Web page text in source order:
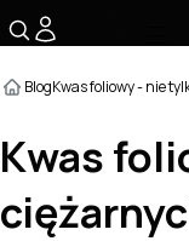
BlogKwas foliowy - nie
Kwas